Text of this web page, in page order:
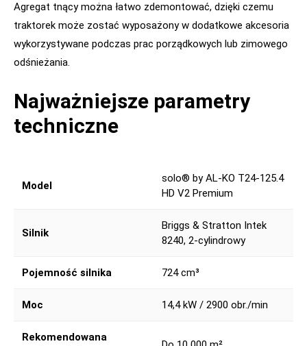
Agregat tnący można łatwo zdemontować, dzięki czemu
traktorek może zostać wyposażony w dodatkowe akcesoria
wykorzystywane podczas prac porządkowych lub zimowego
odśnieżania.
Najważniejsze parametry
techniczne
Model
solo® by AL-KO T24-125.4
HD V2 Premium
Silnik
Briggs & Stratton Intek
8240, 2-cylindrowy
Pojemność silnika 724 cm³
Moc 14,4 kW / 2900 obr./min
Rekomendowana